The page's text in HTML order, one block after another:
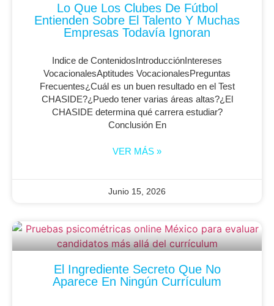
Lo Que Los Clubes De Fútbol
Entienden Sobre El Talento Y Muchas
Empresas Todavía Ignoran
Indice de ContenidosIntroducciónIntereses
VocacionalesAptitudes VocacionalesPreguntas
Frecuentes¿Cuál es un buen resultado en el Test
CHASIDE?¿Puedo tener varias áreas altas?¿El
CHASIDE determina qué carrera estudiar?
Conclusión En
VER MÁS »
Junio 15, 2026
El Ingrediente Secreto Que No
Aparece En Ningún Currículum